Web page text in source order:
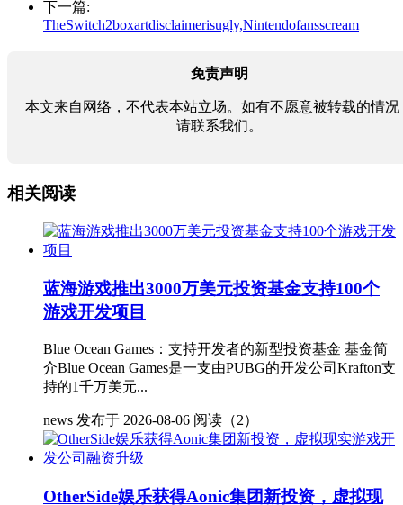
下一篇:
TheSwitch2boxartdisclaimerisugly,Nintendofansscream
免责声明
本文来自网络，不代表本站立场。如有不愿意被转载的情况
请联系我们。
相关阅读
蓝海游戏推出3000万美元投资基金支持100个
游戏开发项目
Blue Ocean Games：支持开发者的新型投资基金 基金简
介Blue Ocean Games是一支由PUBG的开发公司Krafton支
持的1千万美元...
news 发布于 2026-08-06 阅读（2）
OtherSide娱乐获得Aonic集团新投资，虚拟现